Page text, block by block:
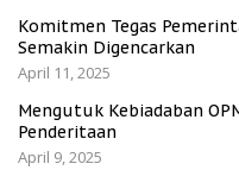
Komitmen Tegas
Semakin Digencarkan
April 11, 2025
Mengutuk Kebiadaban
Penderitaan
April 9, 2025